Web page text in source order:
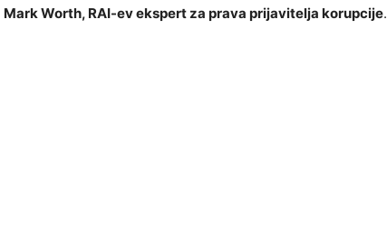
Mark Worth, RAI-ev ekspert za prava prijavitelja korupcije.